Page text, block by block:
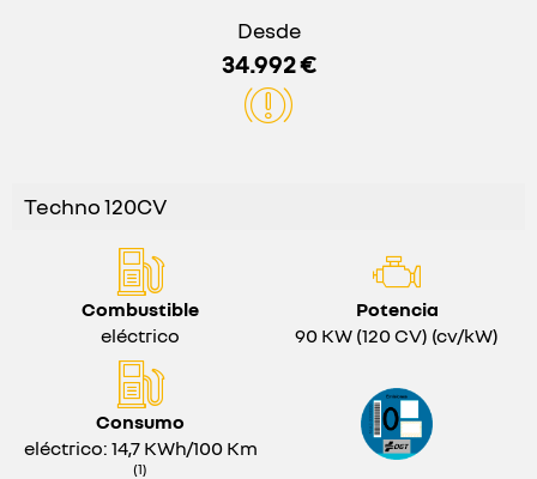
Desde
34.992 €
Techno 120CV
Combustible
eléctrico
Potencia
90 KW (120 CV) (cv/kW)
Consumo
eléctrico: 14,7 KWh/100 Km
(1)